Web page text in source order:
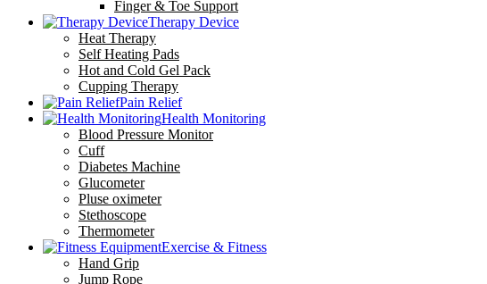
Finger & Toe Support
Therapy Device
Heat Therapy
Self Heating Pads
Hot and Cold Gel Pack
Cupping Therapy
Pain Relief
Health Monitoring
Blood Pressure Monitor
Cuff
Diabetes Machine
Glucometer
Pluse oximeter
Stethoscope
Thermometer
Exercise & Fitness
Hand Grip
Jump Rope